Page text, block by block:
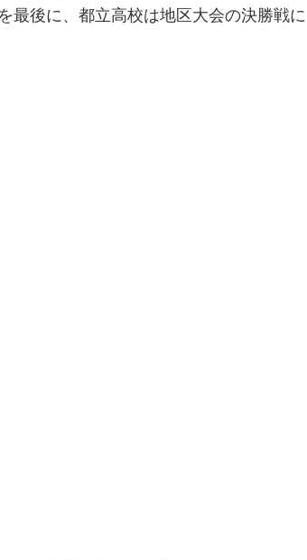
最後に、都立高校は地区大会の決勝戦に